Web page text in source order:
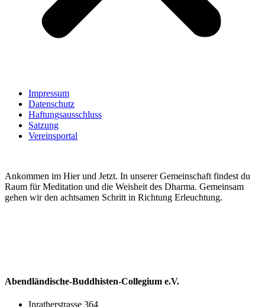
Impressum
Datenschutz
Haftungsausschluss
Satzung
Vereinsportal
Ankommen im Hier und Jetzt. In unserer Gemeinschaft findest du
Raum für Meditation und die Weisheit des Dharma. Gemeinsam
gehen wir den achtsamen Schritt in Richtung Erleuchtung.
Abendländische-Buddhisten-Collegium e.V.
Inratherstrasse 364